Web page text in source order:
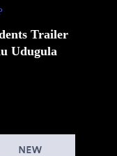
Trailer
Udugula